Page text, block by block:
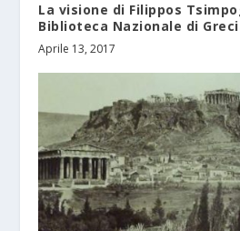
La visione di Filippos
Biblioteca Nazionale di
Aprile 13, 2017